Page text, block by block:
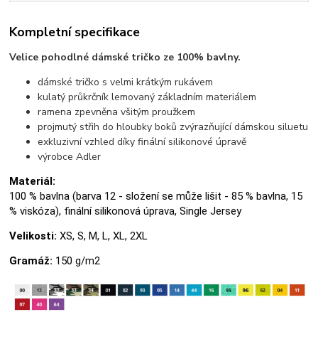
Kompletní specifikace
Velice pohodlné dámské tričko ze 100% bavlny.
dámské tričko s velmi krátkým rukávem
kulatý průkrčník lemovaný základním materiálem
ramena zpevněna všitým proužkem
projmutý střih do hloubky boků zvýrazňující dámskou siluetu
exkluzivní vzhled díky finální silikonové úpravě
výrobce Adler
Materiál:
100 % bavlna (barva 12 - složení se může lišit - 85 % bavlna, 15
% viskóza), finální silikonová úprava, Single Jersey
Velikosti: XS, S, M, L, XL, 2XL
Gramáž: 150 g/m2